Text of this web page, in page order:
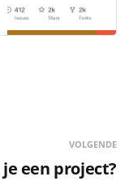
VOLGENDE
een project?